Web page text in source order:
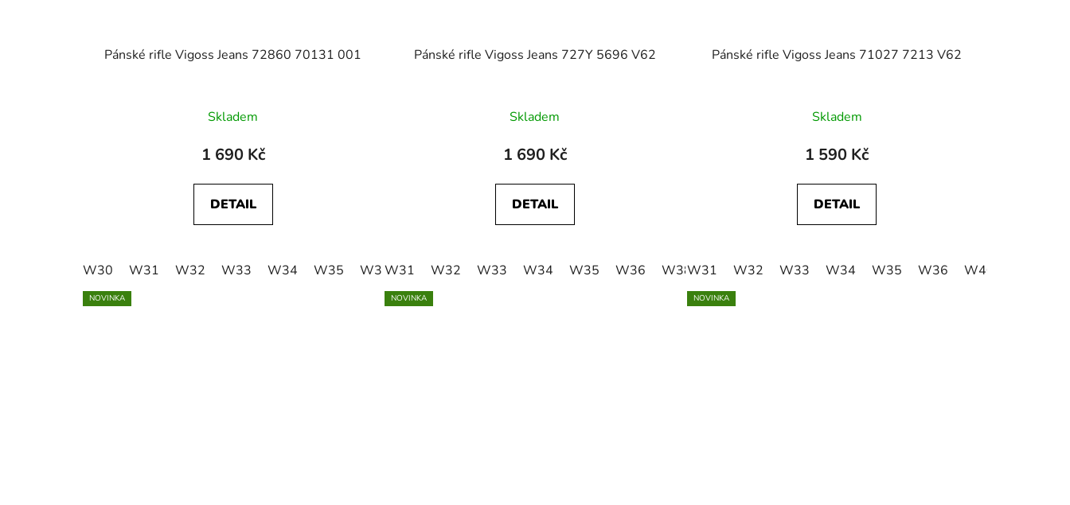
Pánské rifle Vigoss Jeans 72860 70131 001
Skladem
1 690 Kč
DETAIL
W30 W31 W32 W33 W34 W35 W36 W38 W40 W42
Pánské rifle Vigoss Jeans 727Y 5696 V62
Skladem
1 690 Kč
DETAIL
W31 W32 W33 W34 W35 W36 W38 W40 W42
Pánské rifle Vigoss Jeans 71027 7213 V62
Skladem
1 590 Kč
DETAIL
W31 W32 W33 W34 W35 W36 W40
NOVINKA NOVINKA NOVINKA